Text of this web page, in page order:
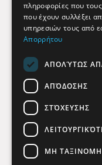
πληροφορίες που
που έχουν συλλέξει
υπηρεσιών τους από
Απορρήτου
ΑΠΟΛΎΤΩΣ
ΑΠΌΔΟΣΗΣ
ΣΤΌΧΕΥΣΗΣ
ΜΗ